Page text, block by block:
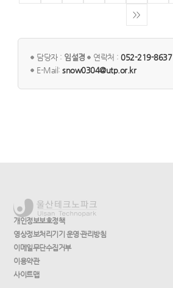
>>
담당자 : 임설경 연락처 :052-219-8637
E-Mail:snow0304@utp.or.kr
개인정보보호정책
영상정보처리기기 운영·관리방침
이메일무단수집거부
이용약관
사이트맵